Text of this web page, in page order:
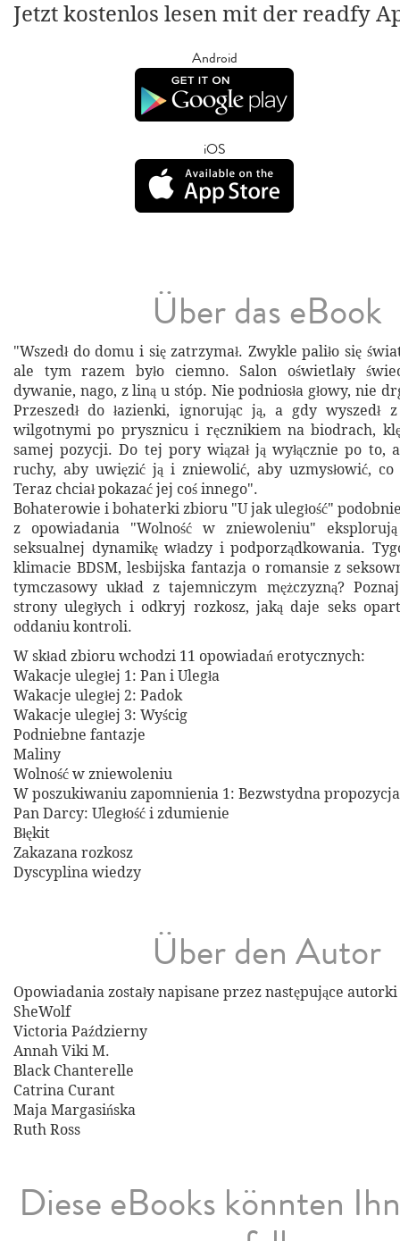
Jetzt kostenlos lesen mit der readfy
Android
iOS
Über das eBook
"Wszedł do domu i się zatrzymał. Zwykle paliło się
ale tym razem było ciemno. Salon oświetlały
dywanie, nago, z liną u stóp. Nie podniosła głowy, nie
Przeszedł do łazienki, ignorując ją, a gdy wyszedł z
wilgotnymi po prysznicu i ręcznikiem na biodrach,
samej pozycji. Do tej pory wiązał ją wyłącznie po to,
ruchy, aby uwięzić ją i zniewolić, aby uzmysłowić,
Teraz chciał pokazać jej coś innego".
Bohaterowie i bohaterki zbioru "U jak uległość"
z opowiadania "Wolność w zniewoleniu" eksplorują
seksualnej dynamikę władzy i podporządkowania.
klimacie BDSM, lesbijska fantazja o romansie z
tymczasowy układ z tajemniczym mężczyzną?
strony uległych i odkryj rozkosz, jaką daje seks
oddaniu kontroli.
W skład zbioru wchodzi 11 opowiadań erotycznych:
Wakacje uległej 1: Pan i Uległa
Wakacje uległej 2: Padok
Wakacje uległej 3: Wyścig
Podniebne fantazje
Maliny
Wolność w zniewoleniu
W poszukiwaniu zapomnienia 1: Bezwstydna propozycja
Pan Darcy: Uległość i zdumienie
Błękit
Zakazana rozkosz
Dyscyplina wiedzy
Über den Autor
Opowiadania zostały napisane przez następujące autorki
SheWolf
Victoria Październy
Annah Viki M.
Black Chanterelle
Catrina Curant
Maja Margasińska
Ruth Ross
Diese eBooks könnten